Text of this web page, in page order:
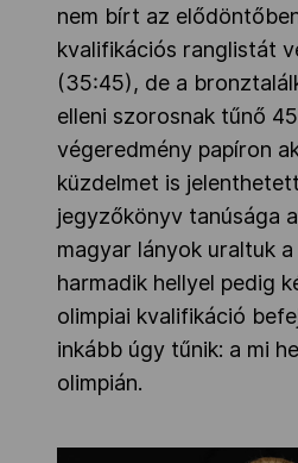
nem bírt az
kvalifikációs ranglistát
(35:45), de a
elleni szorosnak tűnő
végeredmény papíron
küzdelmet is
jegyzőkönyv tanúsága
magyar lányok uraltuk
harmadik hellyel pedig
olimpiai kvalifikáció
inkább úgy tűnik: a mi
olimpián.